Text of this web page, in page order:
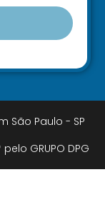
São Paulo - SP
GRUPO DPG